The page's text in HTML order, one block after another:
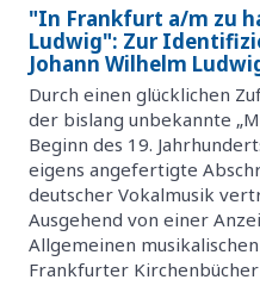
"In Frankfurt a/m zu
Ludwig": Zur
Johann Wilhelm
Durch einen glücklichen
der bislang unbekannte
Beginn des 19.
eigens angefertigte
deutscher Vokalmusik
Ausgehend von einer
Allgemeinen
Frankfurter Kirchenbücher